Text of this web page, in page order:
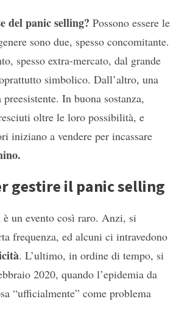
del panic selling? Possono essere le
sono due, spesso concomitante.
spesso extra-mercato, dal grande
simbolico. Dall’altro, una
In buona sostanza,
oltre le loro possibilità, e
iniziano a vendere per incassare
gestire il panic selling
un evento così raro. Anzi, si
frequenza, ed alcuni ci intravedono
. L’ultimo, in ordine di tempo, si
2020, quando l’epidemia da
“ufficialmente” come problema